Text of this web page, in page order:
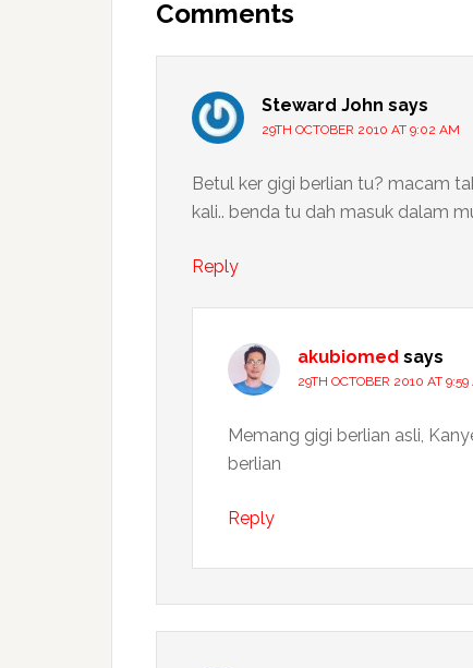
Interactions
Comments
Steward John says
29TH OCTOBER 2010 AT 9:02 AM
Betul ker gigi berlian tu? macam
kali.. benda tu dah masuk dalam
Reply
akubiomed says
29TH OCTOBER 2010 AT 9:59
Memang gigi berlian asli,
berlian
Reply